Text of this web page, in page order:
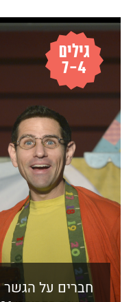
חברים על הגשר